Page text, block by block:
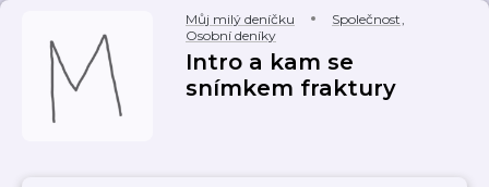
Můj milý deníčku Společnost,
Osobní deníky
Intro a kam se
snímkem fraktury